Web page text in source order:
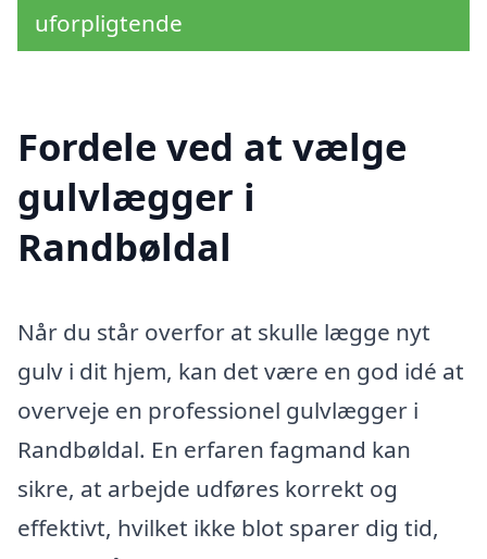
uforpligtende
Fordele ved at vælge
gulvlægger i
Randbøldal
Når du står overfor at skulle lægge nyt
gulv i dit hjem, kan det være en god idé at
overveje en professionel gulvlægger i
Randbøldal. En erfaren fagmand kan
sikre, at arbejde udføres korrekt og
effektivt, hvilket ikke blot sparer dig tid,